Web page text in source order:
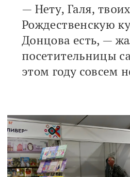
— Нету, Галя,
Рождественскую
Донцова есть, —
посетительницы
этом году совсем